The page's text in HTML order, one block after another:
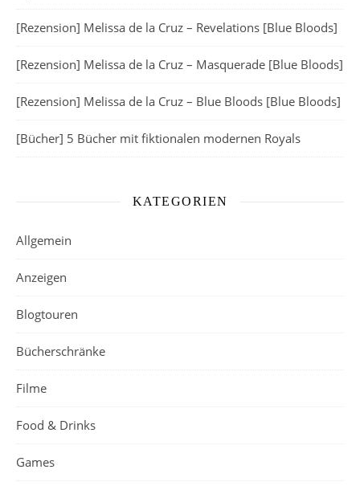
[Rezension] Melissa de la Cruz – Revelations [Blue Bloods]
[Rezension] Melissa de la Cruz – Masquerade [Blue Bloods]
[Rezension] Melissa de la Cruz – Blue Bloods [Blue Bloods]
[Bücher] 5 Bücher mit fiktionalen modernen Royals
KATEGORIEN
Allgemein
Anzeigen
Blogtouren
Bücherschränke
Filme
Food & Drinks
Games